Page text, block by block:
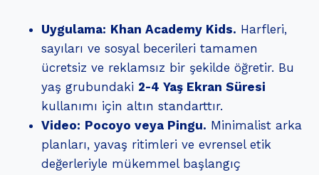
Uygulama: Khan Academy Kids. Harfleri,
sayıları ve sosyal becerileri tamamen
ücretsiz ve reklamsız bir şekilde öğretir. Bu
yaş grubundaki 2-4 Yaş Ekran Süresi
kullanımı için altın standarttır.
Video: Pocoyo veya Pingu. Minimalist arka
planları, yavaş ritimleri ve evrensel etik
değerleriyle mükemmel başlangıç